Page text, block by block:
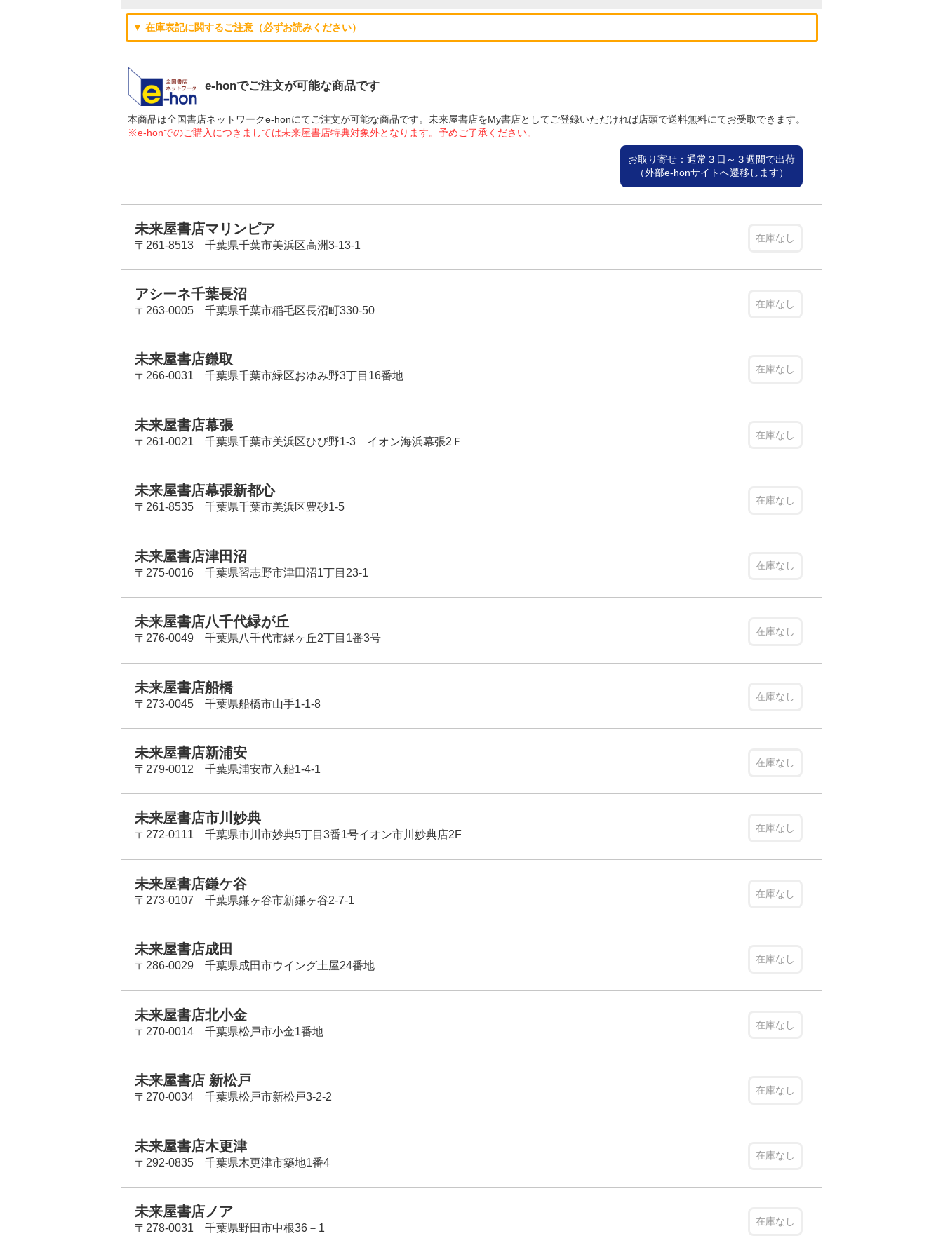
▼ 在庫表記に関するご注意（必ずお読みください）
e-honでご注文が可能な商品です
本商品は全国書店ネットワークe-honにてご注文が可能な商品です。未来屋書店をMy書店としてご登録いただければ店頭で送料無料にてお受取できます。
※e-honでのご購入につきましては未来屋書店特典対象外となります。予めご了承ください。
お取り寄せ：通常３日～３週間で出荷
（外部e-honサイトへ遷移します）
未来屋書店マリンピア
〒261-8513 千葉県千葉市美浜区高洲3-13-1
在庫なし
アシーネ千葉長沼
〒263-0005 千葉県千葉市稲毛区長沼町330-50
在庫なし
未来屋書店鎌取
〒266-0031 千葉県千葉市緑区おゆみ野3丁目16番地
在庫なし
未来屋書店幕張
〒261-0021 千葉県千葉市美浜区ひび野1-3 イオン海浜幕張2Ｆ
在庫なし
未来屋書店幕張新都心
〒261-8535 千葉県千葉市美浜区豊砂1-5
在庫なし
未来屋書店津田沼
〒275-0016 千葉県習志野市津田沼1丁目23-1
在庫なし
未来屋書店八千代緑が丘
〒276-0049 千葉県八千代市緑ヶ丘2丁目1番3号
在庫なし
未来屋書店船橋
〒273-0045 千葉県船橋市山手1-1-8
在庫なし
未来屋書店新浦安
〒279-0012 千葉県浦安市入船1-4-1
在庫なし
未来屋書店市川妙典
〒272-0111 千葉県市川市妙典5丁目3番1号イオン市川妙典店2F
在庫なし
未来屋書店鎌ケ谷
〒273-0107 千葉県鎌ヶ谷市新鎌ヶ谷2-7-1
在庫なし
未来屋書店成田
〒286-0029 千葉県成田市ウイング土屋24番地
在庫なし
未来屋書店北小金
〒270-0014 千葉県松戸市小金1番地
在庫なし
未来屋書店 新松戸
〒270-0034 千葉県松戸市新松戸3-2-2
在庫なし
未来屋書店木更津
〒292-0835 千葉県木更津市築地1番4
在庫なし
未来屋書店ノア
〒278-0031 千葉県野田市中根36－1
在庫なし